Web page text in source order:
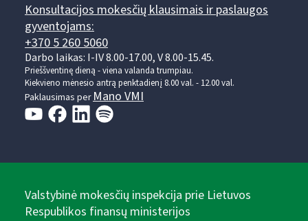
Konsultacijos mokesčių klausimais ir paslaugos
gyventojams:
+370 5 260 5060
Darbo laikas: I-IV 8.00-17.00, V 8.00-15.45.
Prieššventinę dieną - viena valanda trumpiau.
Kiekvieno mėnesio antrą penktadienį 8.00 val. - 12.00 val.
Paklausimas perMano VMI
Valstybinė mokesčių inspekcija prie Lietuvos
Respublikos finansų ministerijos